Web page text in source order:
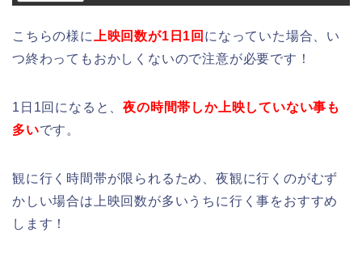
こちらの様に 上映回数が1日1回 になっていた場合、い
つ終わってもおかしくないので注意が必要です！
1日1回になると、夜の時間帯しか上映していない事も
多いです。
観に行く時間帯が限られるため、夜観に行くのがむず
かしい場合は上映回数が多いうちに行く事をおすすめ
します！